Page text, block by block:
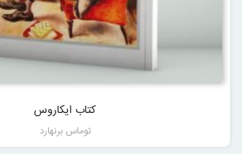
کتاب ایکاروس
توماس برنهارد